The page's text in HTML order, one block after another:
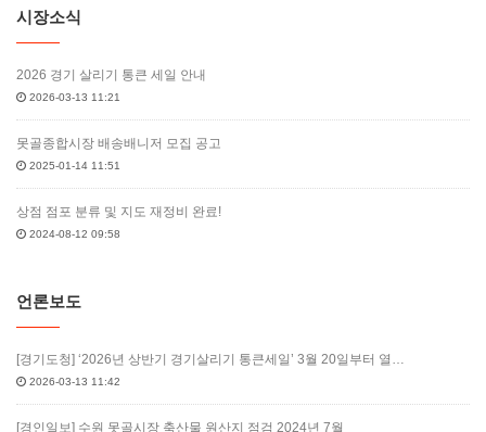
시장소식
2026 경기 살리기 통큰 세일 안내
2026-03-13 11:21
못골종합시장 배송배니저 모집 공고
2025-01-14 11:51
상점 점포 분류 및 지도 재정비 완료!
2024-08-12 09:58
언론보도
[경기도청] ‘2026년 상반기 경기살리기 통큰세일’ 3월 20일부터 열…
2026-03-13 11:42
[경인일보] 수원 못골시장 축산물 원산지 점검 2024년 7월